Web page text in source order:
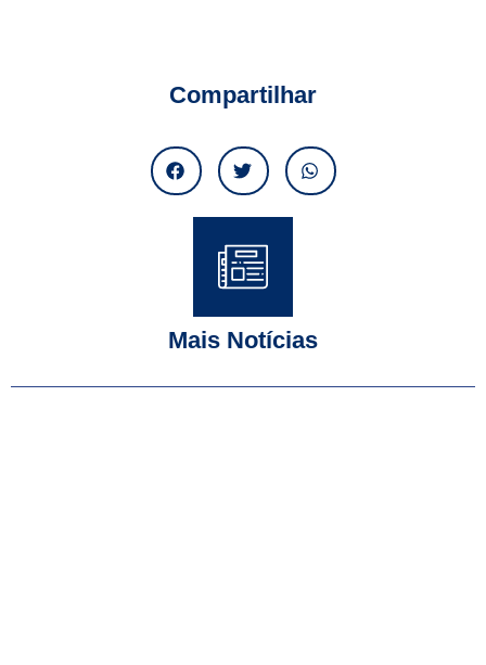
Compartilhar
Mais Notícias